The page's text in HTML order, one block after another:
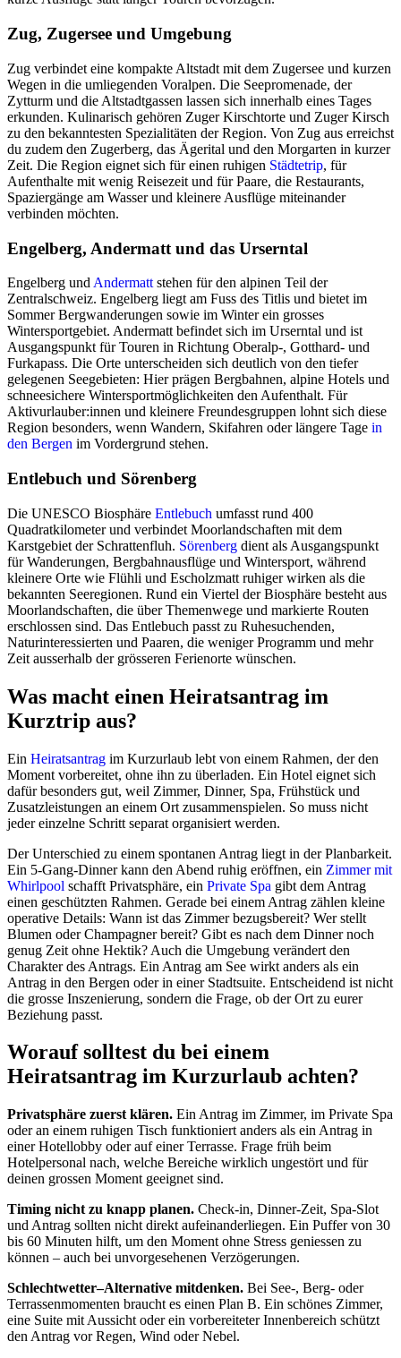
Zug, Zugersee und Umgebung
Zug verbindet eine kompakte Altstadt mit dem Zugersee und kurzen
Wegen in die umliegenden Voralpen. Die Seepromenade, der
Zytturm und die Altstadtgassen lassen sich innerhalb eines Tages
erkunden. Kulinarisch gehören Zuger Kirschtorte und Zuger Kirsch
zu den bekanntesten Spezialitäten der Region. Von Zug aus erreichst
du zudem den Zugerberg, das Ägerital und den Morgarten in kurzer
Zeit. Die Region eignet sich für einen ruhigen Städtetrip, für
Aufenthalte mit wenig Reisezeit und für Paare, die Restaurants,
Spaziergänge am Wasser und kleinere Ausflüge miteinander
verbinden möchten.
Engelberg, Andermatt und das Urserntal
Engelberg und Andermatt stehen für den alpinen Teil der
Zentralschweiz. Engelberg liegt am Fuss des Titlis und bietet im
Sommer Bergwanderungen sowie im Winter ein grosses
Wintersportgebiet. Andermatt befindet sich im Urserntal und ist
Ausgangspunkt für Touren in Richtung Oberalp-, Gotthard- und
Furkapass. Die Orte unterscheiden sich deutlich von den tiefer
gelegenen Seegebieten: Hier prägen Bergbahnen, alpine Hotels und
schneesichere Wintersportmöglichkeiten den Aufenthalt. Für
Aktivurlauber:innen und kleinere Freundesgruppen lohnt sich diese
Region besonders, wenn Wandern, Skifahren oder längere Tage in
den Bergen im Vordergrund stehen.
Entlebuch und Sörenberg
Die UNESCO Biosphäre Entlebuch umfasst rund 400
Quadratkilometer und verbindet Moorlandschaften mit dem
Karstgebiet der Schrattenfluh. Sörenberg dient als Ausgangspunkt
für Wanderungen, Bergbahnausflüge und Wintersport, während
kleinere Orte wie Flühli und Escholzmatt ruhiger wirken als die
bekannten Seeregionen. Rund ein Viertel der Biosphäre besteht aus
Moorlandschaften, die über Themenwege und markierte Routen
erschlossen sind. Das Entlebuch passt zu Ruhesuchenden,
Naturinteressierten und Paaren, die weniger Programm und mehr
Zeit ausserhalb der grösseren Ferienorte wünschen.
Was macht einen Heiratsantrag im
Kurztrip aus?
Ein Heiratsantrag im Kurzurlaub lebt von einem Rahmen, der den
Moment vorbereitet, ohne ihn zu überladen. Ein Hotel eignet sich
dafür besonders gut, weil Zimmer, Dinner, Spa, Frühstück und
Zusatzleistungen an einem Ort zusammenspielen. So muss nicht
jeder einzelne Schritt separat organisiert werden.
Der Unterschied zu einem spontanen Antrag liegt in der Planbarkeit.
Ein 5-Gang-Dinner kann den Abend ruhig eröffnen, ein Zimmer mit
Whirlpool schafft Privatsphäre, ein Private Spa gibt dem Antrag
einen geschützten Rahmen. Gerade bei einem Antrag zählen kleine
operative Details: Wann ist das Zimmer bezugsbereit? Wer stellt
Blumen oder Champagner bereit? Gibt es nach dem Dinner noch
genug Zeit ohne Hektik? Auch die Umgebung verändert den
Charakter des Antrags. Ein Antrag am See wirkt anders als ein
Antrag in den Bergen oder in einer Stadtsuite. Entscheidend ist nicht
die grosse Inszenierung, sondern die Frage, ob der Ort zu eurer
Beziehung passt.
Worauf solltest du bei einem
Heiratsantrag im Kurzurlaub achten?
Privatsphäre zuerst klären. Ein Antrag im Zimmer, im Private Spa
oder an einem ruhigen Tisch funktioniert anders als ein Antrag in
einer Hotellobby oder auf einer Terrasse. Frage früh beim
Hotelpersonal nach, welche Bereiche wirklich ungestört und für
deinen grossen Moment geeignet sind.
Timing nicht zu knapp planen. Check-in, Dinner-Zeit, Spa-Slot
und Antrag sollten nicht direkt aufeinanderliegen. Ein Puffer von 30
bis 60 Minuten hilft, um den Moment ohne Stress geniessen zu
können – auch bei unvorgesehenen Verzögerungen.
Schlechtwetter–Alternative mitdenken. Bei See-, Berg- oder
Terrassenmomenten braucht es einen Plan B. Ein schönes Zimmer,
eine Suite mit Aussicht oder ein vorbereiteter Innenbereich schützt
den Antrag vor Regen, Wind oder Nebel.